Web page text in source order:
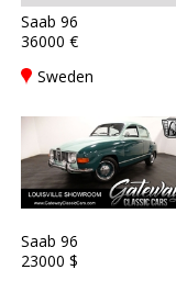
Saab 96
36000 €
Sweden
Saab 96
23000 $